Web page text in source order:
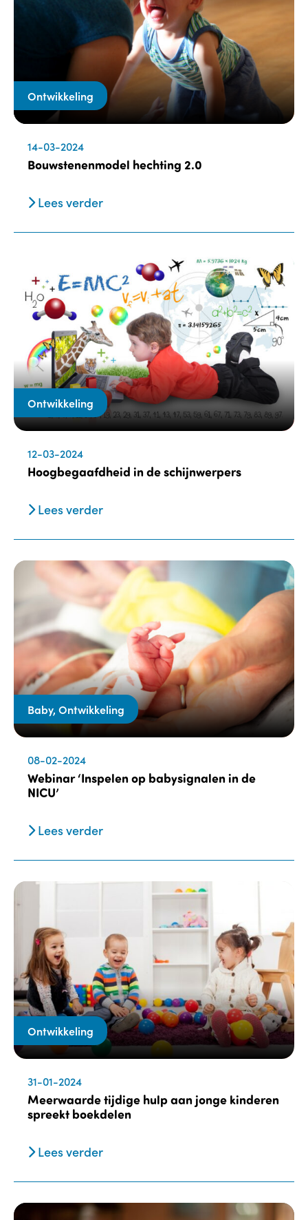
Ontwikkeling
14-03-2024
Bouwstenenmodel hechting 2.0
Lees verder
Ontwikkeling
12-03-2024
Hoogbegaafdheid in de schijnwerpers
Lees verder
Baby, Ontwikkeling
08-02-2024
Webinar ‘Inspelen op babysignalen in de
NICU’
Lees verder
Ontwikkeling
31-01-2024
Meerwaarde tijdige hulp aan jonge kinderen
spreekt boekdelen
Lees verder